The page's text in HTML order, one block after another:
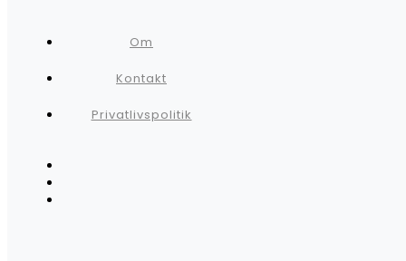
Om
Kontakt
Privatlivspolitik